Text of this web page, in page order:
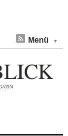
Menü